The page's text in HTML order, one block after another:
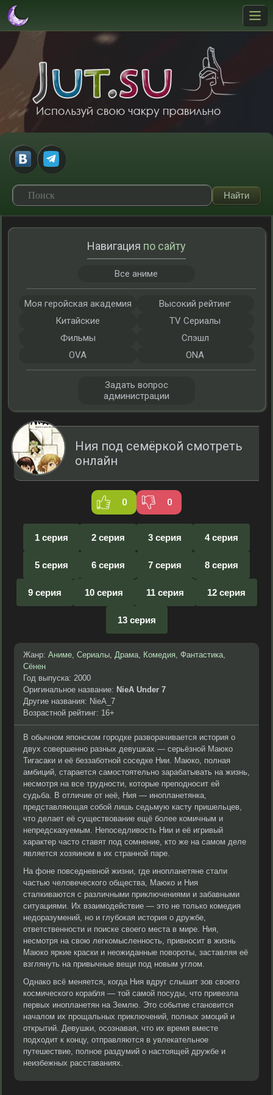
Ния под семёркой смотреть
онлайн
0 0
1 серия 2 серия 3 серия 4 серия
5 серия 6 серия 7 серия 8 серия
9 серия 10 серия 11 серия 12 серия
13 серия
Жанр: Аниме, Сериалы, Драма, Комедия, Фантастика,
Сёнен
Год выпуска: 2000
Оригинальное название: NieA Under 7
Другие названия: NieA_7
Возрастной рейтинг: 16+
В обычном японском городке разворачивается история о
двух совершенно разных девушках — серьёзной Маюко
Тигасаки и её беззаботной соседке Нии. Маюко, полная
амбиций, старается самостоятельно зарабатывать на жизнь,
несмотря на все трудности, которые преподносит ей
судьба. В отличие от неё, Ния — инопланетянка,
представляющая собой лишь седьмую касту пришельцев,
что делает её существование ещё более комичным и
непредсказуемым. Непоседливость Нии и её игривый
характер часто ставят под сомнение, кто же на самом деле
является хозяином в их странной паре.
На фоне повседневной жизни, где инопланетяне стали
частью человеческого общества, Маюко и Ния
сталкиваются с различными приключениями и забавными
ситуациями. Их взаимодействие — это не только комедия
недоразумений, но и глубокая история о дружбе,
ответственности и поиске своего места в мире. Ния,
несмотря на свою легкомысленность, привносит в жизнь
Маюко яркие краски и неожиданные повороты, заставляя её
взглянуть на привычные вещи под новым углом.
Однако всё меняется, когда Ния вдруг слышит зов своего
космического корабля — той самой посуды, что привезла
первых инопланетян на Землю. Это событие становится
началом их прощальных приключений, полных эмоций и
открытий. Девушки, осознавая, что их время вместе
подходит к концу, отправляются в увлекательное
путешествие, полное раздумий о настоящей дружбе и
неизбежных расставаниях.
Навигация по сайту
Все аниме
Моя геройская академия
Высокий рейтинг
Китайские
TV Сериалы
Фильмы
Спэшл
OVA
ONA
Задать вопрос
администрации